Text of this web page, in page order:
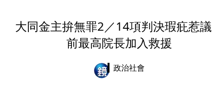
大同金主拚無罪2／14項判決瑕疪惹
前最高院長加入救援
政治社會